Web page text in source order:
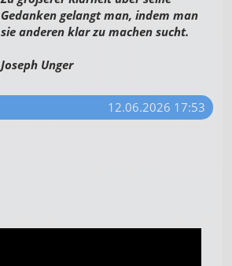
Gedanken gelangt man, indem man
sie anderen klar zu machen sucht.
Joseph Unger
12.06.2026 17:53